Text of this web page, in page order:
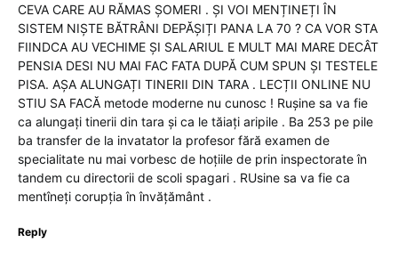
CEVA CARE AU RĂMAS ȘOMERI . ȘI VOI MENȚINEȚI ÎN
SISTEM NIȘTE BĂTRÂNI DEPĂȘIȚI PANA LA 70 ? CA VOR STA
FIINDCA AU VECHIME ȘI SALARIUL E MULT MAI MARE DECÂT
PENSIA DESI NU MAI FAC FATA DUPĂ CUM SPUN ȘI TESTELE
PISA. AȘA ALUNGAȚI TINERII DIN TARA . LECȚII ONLINE NU
STIU SA FACĂ metode moderne nu cunosc ! Rușine sa va fie
ca alungați tinerii din tara și ca le tăiați aripile . Ba 253 pe pile
ba transfer de la invatator la profesor fără examen de
specialitate nu mai vorbesc de hoțiile de prin inspectorate în
tandem cu directorii de scoli spagari . RUsine sa va fie ca
mentîneți corupția în învățământ .
Reply